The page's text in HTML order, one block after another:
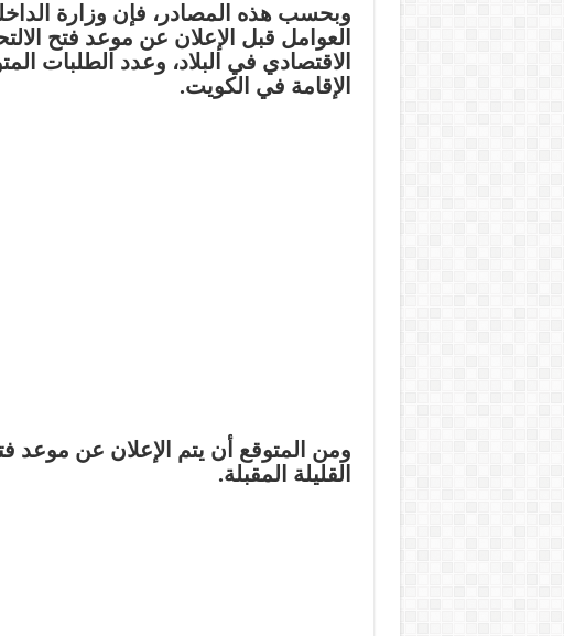
وبحسب هذه المصادر، فإن وزارة
العوامل قبل الإعلان عن موعد فتح
الاقتصادي في البلاد، وعدد الطلبات
الإقامة في الكويت.
ومن المتوقع أن يتم الإعلان عن موعد
القليلة المقبلة.